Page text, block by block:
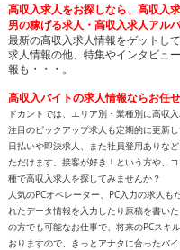
高収入求人をお探しなら、高収入
男の稼げる求人・高収入求人アル
最新の高収入求人情報をゲットし
求人情報の他、特集やインタビュ
報も・・・。
高収入バイトの求人情報ならお任
ドカントでは、エリア別・業種別に高収
注目のピックアップ求人も定期的に更新
日払いや即決求人、また社員登用ありな
ただけます。接客が好き！という方や、
種で高収入求人を探してみませんか？
人気のPCオペレーター、PC入力の求人
れたデータ情報を入力したり原稿を書い
の方でも可能なお仕事で、将来のPCスキ
おりますので、きっとアナタに合ったバイ